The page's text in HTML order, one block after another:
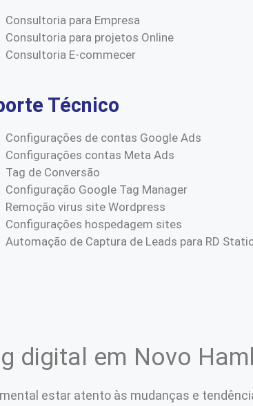
Consultoria para Empresa
Consultoria para projetos Online
Consultoria E-commecer
Técnico
Configurações de contas Google Ads
Configurações contas Meta Ads
Tag de Conversão
Configuração Google Tag Manager
Remoção virus site Wordpress
Configurações hospedagem sites
Automação de Captura de Leads para RD
digital em Novo
estar atento às mudanças e